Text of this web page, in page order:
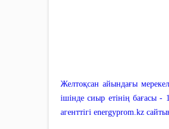
Желтоқсан айындағы
ішінде сиыр етінің бағасы
агенттігі energyprom.kz